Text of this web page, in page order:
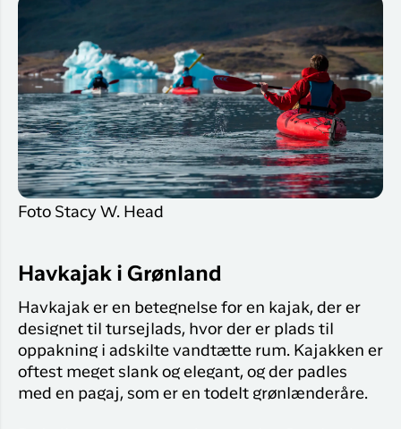
Foto Stacy W. Head
Havkajak i Grønland
Havkajak er en betegnelse for en kajak, der er
designet til tursejlads, hvor der er plads til
oppakning i adskilte vandtætte rum. Kajakken er
oftest meget slank og elegant, og der padles
med en pagaj, som er en todelt grønlænderåre.